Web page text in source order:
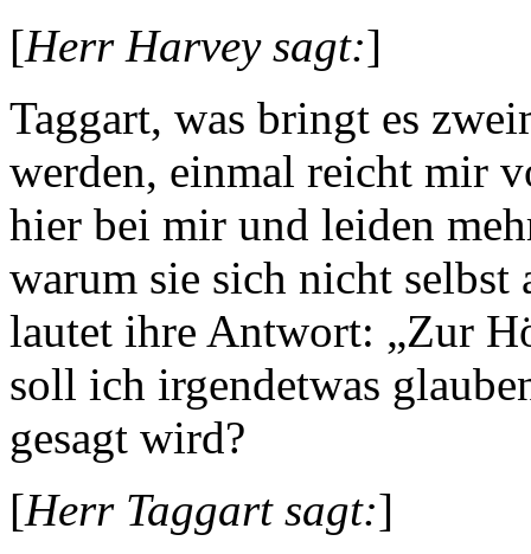
[Herr Harvey sagt:]
Taggart, was bringt es
werden, einmal reicht mir
hier bei mir und leiden
warum sie sich nicht selbst
lautet ihre Antwort: „Zur
soll ich irgendetwas
gesagt wird?
[Herr Taggart sagt:]